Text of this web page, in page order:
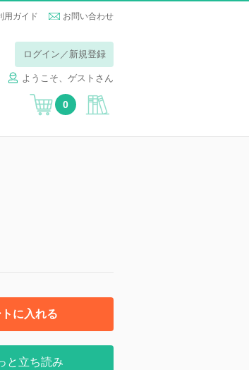
用ガイド お問い合わせ
ログイン／新規登録
ようこそ、ゲストさん
0
に入れる
と立ち読み